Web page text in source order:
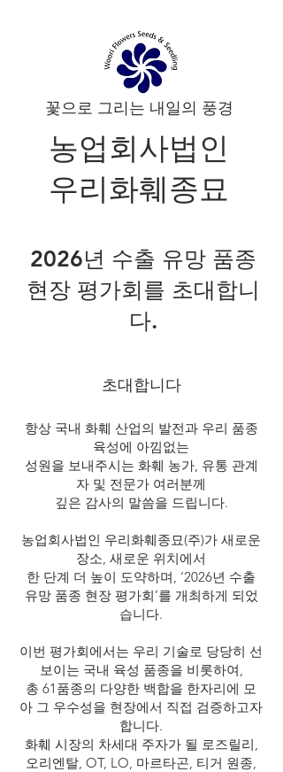
꽃으로 그리는 내일의 풍경
농업회사법인
우리화훼종묘
2026년 수출 유망 품종
현장 평가회를 초대합니
다.
초대합니다
항상 국내 화훼 산업의 발전과 우리 품종
육성에 아낌없는
성원을 보내주시는 화훼 농가, 유통 관계
자 및 전문가 여러분께
깊은 감사의 말씀을 드립니다.
농업회사법인 우리화훼종묘(주)가 새로운
장소, 새로운 위치에서
한 단계 더 높이 도약하며, ‘2026년 수출
유망 품종 현장 평가회’를 개최하게 되었
습니다.
이번 평가회에서는 우리 기술로 당당히 선
보이는 국내 육성 품종을 비롯하여,
총 61품종의 다양한 백합을 한자리에 모
아 그 우수성을 현장에서 직접 검증하고자
합니다.
화훼 시장의 차세대 주자가 될 로즈릴리,
오리엔탈, OT, LO, 마르타곤, 티거 원종,